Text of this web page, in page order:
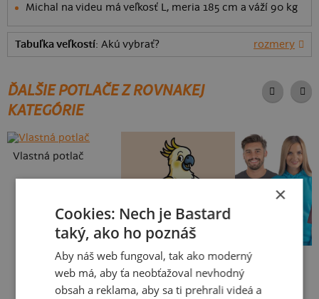
Michal na videu má veľkosť L, meria 185 cm a váží 90 kg
Tabuľka veľkostí: Akú vybrať? rozmery
ĎALŠIE POTLAČE Z ROVNAKEJ
KATEGÓRIE
Vlastná potlač
Kakat-du Bez potlače
×
Cookies: Nech je Bastard
taký, ako ho poznáš
Aby náš web fungoval, tak ako moderný
web má, aby ťa neobťažoval nevhodný
obsah a reklama, aby sa ti prehrali videá a